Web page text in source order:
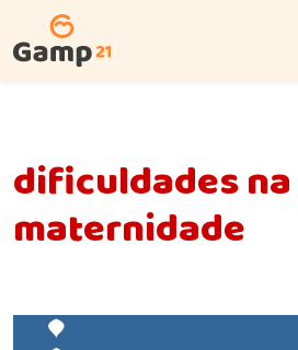
dificuldades na
maternidade